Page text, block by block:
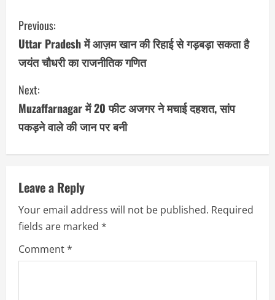
C
o
n
t
i
n
e
R
e
Previous:
Uttar Pradesh में आज़म खान की रिहाई से गड़बड़ा सकता है
जयंत चौधरी का राजनीतिक गणित
Next:
Muzaffarnagar में 20 फीट अजगर ने मचाई दहशत, सांप
पकड़ने वाले की जान पर बनी
Leave a Reply
Your email address will not be published. Required
fields are marked *
Comment*